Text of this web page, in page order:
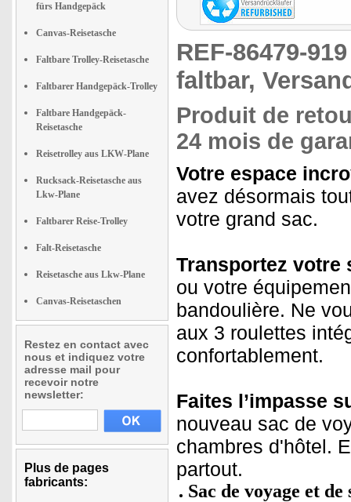
fürs Handgepäck
Canvas-Reisetasche
Faltbare Trolley-Reisetasche
Faltbarer Handgepäck-Trolley
Faltbare Handgepäck-
Reisetasche
Reisetrolley aus LKW-Plane
Rucksack-Reisetasche aus
Lkw-Plane
Faltbarer Reise-Trolley
Falt-Reisetasche
Reisetasche aus Lkw-Plane
Canvas-Reisetaschen
Restez en contact avec
nous et indiquez votre
adresse mail pour
recevoir notre
newsletter:
Plus de pages
fabricants:
REF-86479-
faltbar,
Produit de
24 mois de
Votre espace
avez désormais
votre grand sac.
Transportez votre
ou votre
bandoulière. Ne
aux 3 roulettes
confortablement.
Faites l’impasse
nouveau sac de
chambres d'hôtel.
partout.
Sac de voyage et